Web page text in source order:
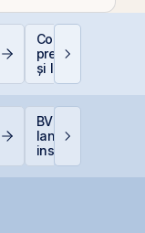
Contakt
pregătirea pentru
și listarea pe
AeRO a BVB
BVB estimează
lansarea
instrumentelor
prin Contrapartea